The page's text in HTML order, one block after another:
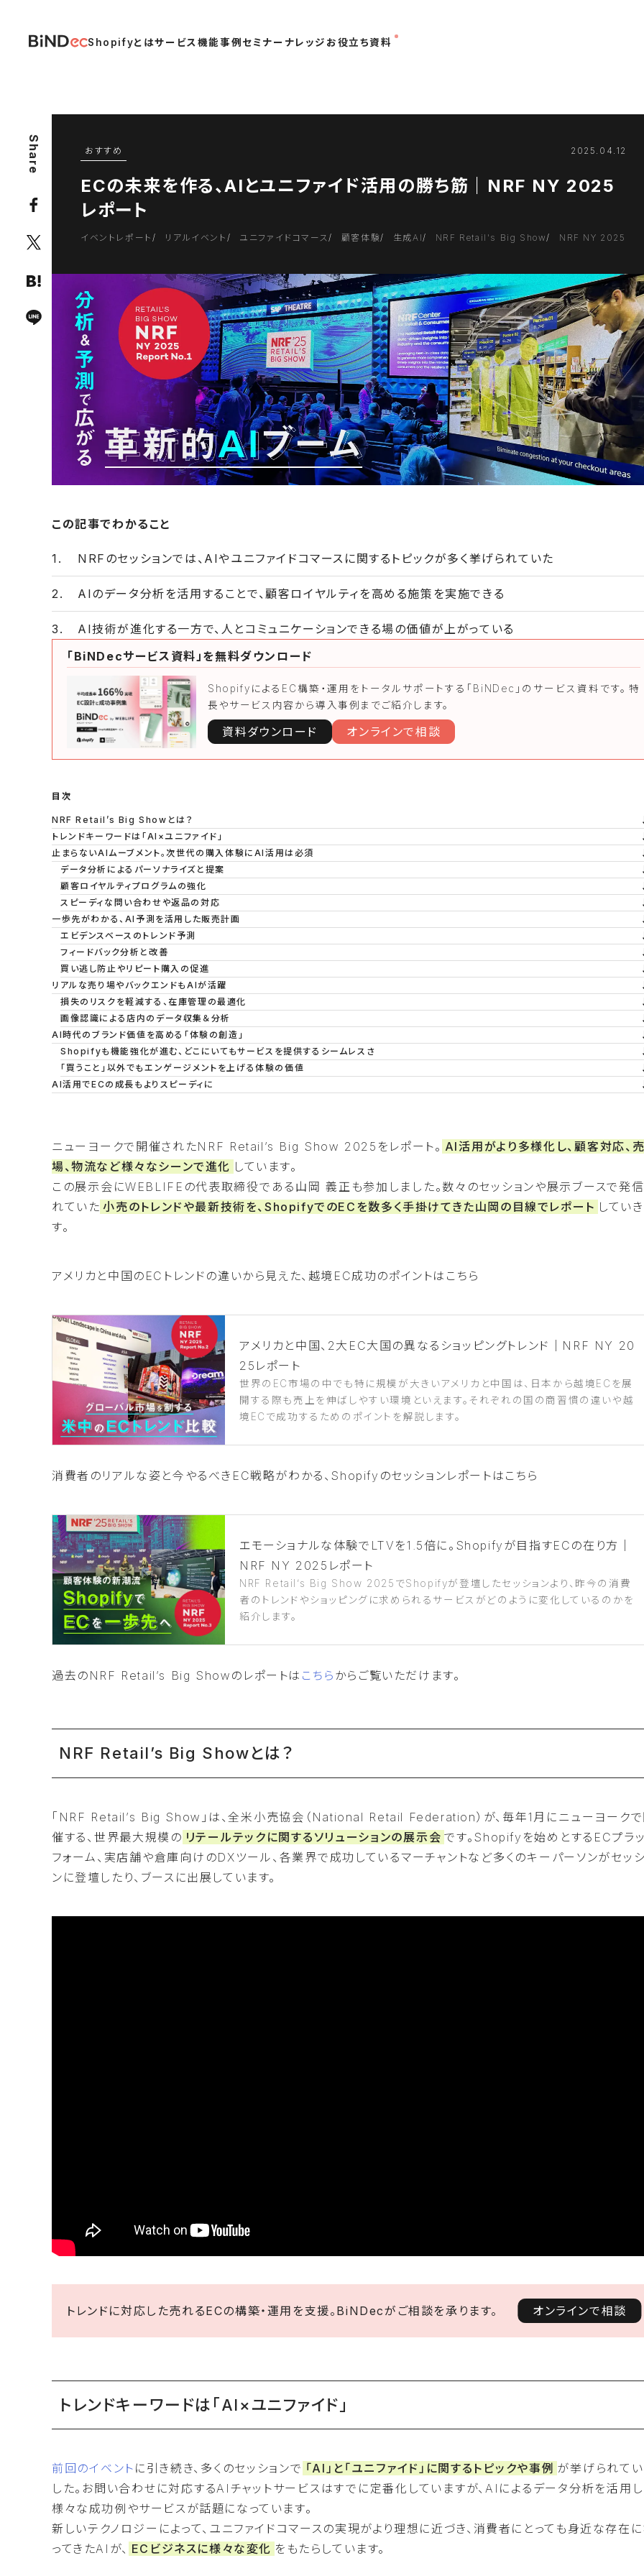
Shopifyとはサービス機能事例 セミナー ナレッジ お役立ち資料
おすすめ 2025.04.12
ECの未来を作る、AIとユニファイド活用の勝ち筋｜NRF NY 2025
レポート
イベントレポート リアルイベント ユニファイドコマース 顧客体験 生成AI NRF Retail's Big Show NRF NY 2025
この記事でわかること
NRFのセッションでは、AIやユニファイドコマースに関するトピックが多く挙げられていた
AIのデータ分析を活用することで、顧客ロイヤルティを高める施策を実施できる
AI技術が進化する一方で、人とコミュニケーションできる場の価値が上がっている
「BiNDecサービス資料」を無料ダウンロード
ShopifyによるEC構築・運用をトータルサポートする「BiNDec」のサービス資料です。⁨⁩特
長やサービス内容から導入事例までご紹介します。
資料ダウンロード オンラインで相談
目次
NRF Retail’s Big Showとは？
トレンドキーワードは「AI×ユニファイド」
止まらないAIムーブメント。次世代の購入体験にAI活用は必須
データ分析によるパーソナライズと提案
顧客ロイヤルティプログラムの強化
スピーディな問い合わせや返品の対応
一歩先がわかる、AI予測を活用した販売計画
エビデンスベースのトレンド予測
フィードバック分析と改善
買い逃し防止やリピート購入の促進
リアルな売り場やバックエンドもAIが活躍
損失のリスクを軽減する、在庫管理の最適化
画像認識による店内のデータ収集＆分析
AI時代のブランド価値を高める「体験の創造」
Shopifyも機能強化が進む、どこにいてもサービスを提供するシームレスさ
「買うこと」以外でもエンゲージメントを上げる体験の価値
AI活用でECの成長もよりスピーディに
ニューヨークで開催されたNRF Retail’s Big Show 2025をレポート。 AI活用がより多様化し、顧客対応、
場、物流など様々なシーンで進化 しています。
この展示会にWEBLIFEの代表取締役である山岡 義正も参加しました。数々のセッションや展示ブースで発信
れていた 小売のトレンドや最新技術を、ShopifyでのECを数多く手掛けてきた山岡の目線でレポート してい
す。
アメリカと中国のECトレンドの違いから見えた、越境EC成功のポイントはこちら
アメリカと中国、2大EC大国の異なるショッピングトレンド｜NRF NY 20
25レポート
世界のEC市場の中でも特に規模が大きいアメリカと中国は、日本から越境ECを展
開する際も売上を伸ばしやすい環境といえます。それぞれの国の商習慣の違いや越
境ECで成功するためのポイントを解説します。
消費者のリアルな姿と今やるべきEC戦略がわかる、Shopifyのセッションレポートはこちら
エモーショナルな体験でLTVを1.5倍に。Shopifyが目指すECの在り方｜
NRF NY 2025レポート
NRF Retail’s Big Show 2025でShopifyが登壇したセッションより、昨今の消費
者のトレンドやショッピングに求められるサービスがどのように変化しているのかを
紹介します。
過去のNRF Retail’s Big Showのレポートは こちら からご覧いただけます。
NRF Retail’s Big Showとは？
「NRF Retail’s Big Show」は、全米小売協会（National Retail Federation）が、毎年1月にニューヨークで
催する、世界最大規模の リテールテックに関するソリューションの展示会 です。Shopifyを始めとするECプラ
フォーム、実店舗や倉庫向けのDXツール、各業界で成功しているマーチャントなど多くのキーパーソンがセッ
ンに登壇したり、ブースに出展しています。
トレンドに対応した売れるECの構築・運用を支援。BiNDecがご相談を承ります。 オンラインで相談
トレンドキーワードは「AI×ユニファイド」
前回のイベント に引き続き、多くのセッションで 「AI」と「ユニファイド」に関するトピックや事例 が挙げられてい
した。お問い合わせに対応するAIチャットサービスはすでに定番化していますが、AIによるデータ分析を活用
様々な成功例やサービスが話題になっています。
新しいテクノロジーによって、ユニファイドコマースの実現がより理想に近づき、消費者にとっても身近な存在
ってきたAIが、 ECビジネスに様々な変化 をもたらしています。
Share